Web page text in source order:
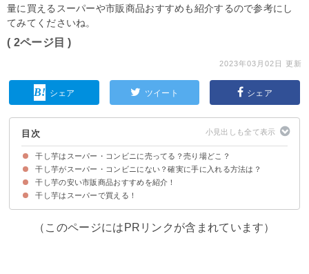
量に買えるスーパーや市販商品おすすめも紹介するので参考にし
てみてくださいね。
( 2ページ目 )
2023年03月02日 更新
シェア ツイート シェア
目次
干し芋はスーパー・コンビニに売ってる？売り場どこ？
干し芋のスーパー・コンビニでの売り場・コーナー
干し芋の販売店・取扱店の一覧
干し芋のスーパー・コンビニでの値段・価格
干し芋がスーパー・コンビニにない？確実に手に入れる方法は？
よく行く店舗に電話して確認するのが確実
干し芋はカルディなどでも売られている場合がある
干し芋を通販で買うのも1つの手
干し芋の安い市販商品おすすめを紹介！
①芋國屋 茨城県産 紅はるか 切り落とし（2,500円）
②幸田商店 お得な 茨城県産 ほしいも切甲国産（1,480円）
③ほしいも本舗 いも吉 規格外ほしいも（980円）
④はるび 干し芋（2,980円）
干し芋はスーパーで買える！
（このページにはPRリンクが含まれています）